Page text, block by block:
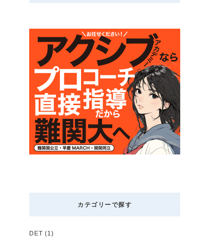
カテゴリーで探す
DET (1)